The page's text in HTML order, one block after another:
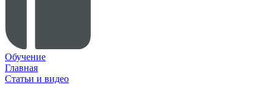
Обучение
Главная
Статьи и видео